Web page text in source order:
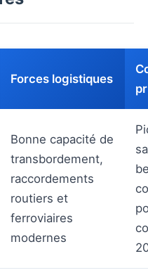
Forces logistiques
Bonne capacité de
transbordement,
raccordements
routiers et
ferroviaires
modernes